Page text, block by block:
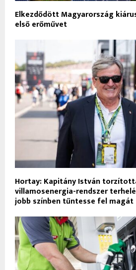
Elkezdődött Magyarország
első erőművet
Hortay: Kapitány István
villamosenergia-rendszer
jobb színben tűntesse fel magát